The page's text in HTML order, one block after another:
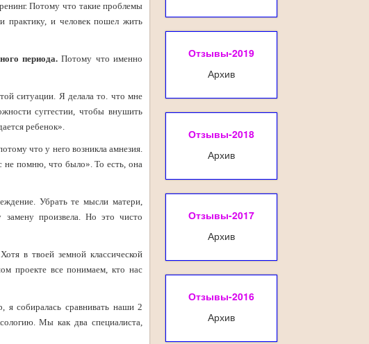
Потому что такие проблемы
практику, и человек пошел жить
периода.Потому что именно
ситуации. Я делала то. что мне
суггестии, чтобы внушить
ребенок».
что у него возникла амнезия.
не помню, что было». То есть, она
Убрать те мысли матери,
замену произвела. Но это чисто
в твоей земной классической
проекте все понимаем, кто нас
я собиралась сравнивать наши 2
Мы как два специалиста,
Отзывы-2019
Архив
Отзывы-2018
Архив
Отзывы-2017
Архив
Отзывы-2016
Архив